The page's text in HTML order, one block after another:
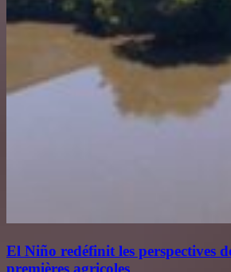
El Niño redéfinit les perspectives
premières agricoles